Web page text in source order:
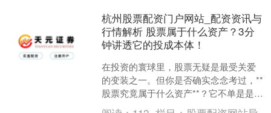
杭州股票配资门户网站_配资资讯与
行情解析 股票属于什么资产？3分
钟讲透它的投成本体！
在投资的寰球里，股票无疑是最受关爱
的变装之一。但你是否确实念念考过，**
股票究竟属于什么资产**？它不单是是一
个来往代码或价钱波动的数字，其背后
上证综指 3912.31 +11.95 +0.31%